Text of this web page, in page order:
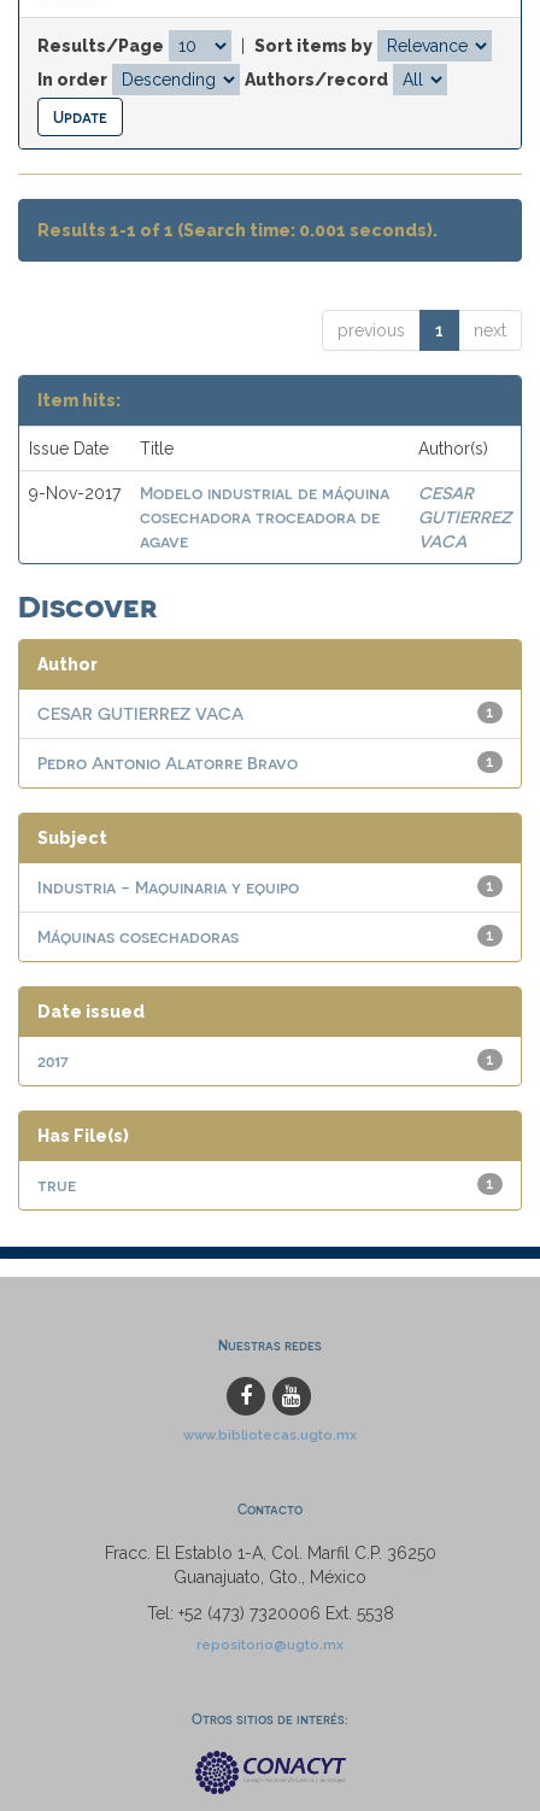
Results/Page
Sort items by
In order
Authors/record
Results 1-1 of 1 (Search time: 0.001 seconds).
previous 1 next
Item hits:
Issue Date Title Author(s)
9-Nov-2017
Modelo industrial de máquina
cosechadora troceadora de
agave
CESAR
GUTIERREZ
VACA
Discover
Author
1
CESAR GUTIERREZ VACA
1
Pedro Antonio Alatorre Bravo
Subject
1
Industria - Maquinaria y equipo
1
Máquinas cosechadoras
Date issued
1
2017
Has File(s)
1
true
Nuestras redes
www.bibliotecas.ugto.mx
Contacto
Fracc. El Establo 1-A, Col. Marfil C.P. 36250
Guanajuato, Gto., México
Tel: +52 (473) 7320006 Ext. 5538
repositorio@ugto.mx
Otros sitios de interés: